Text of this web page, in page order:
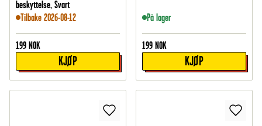
beskyttelse, Svart
Tilbake 2026-08-12
199 NOK
KJØP
På lager
199 NOK
KJØP